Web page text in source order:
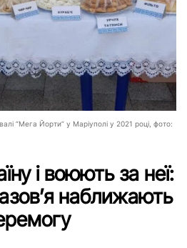
“Мега Йорти” у Маріуполі у 2021 році, фото:
і воюють за неї:
наближають